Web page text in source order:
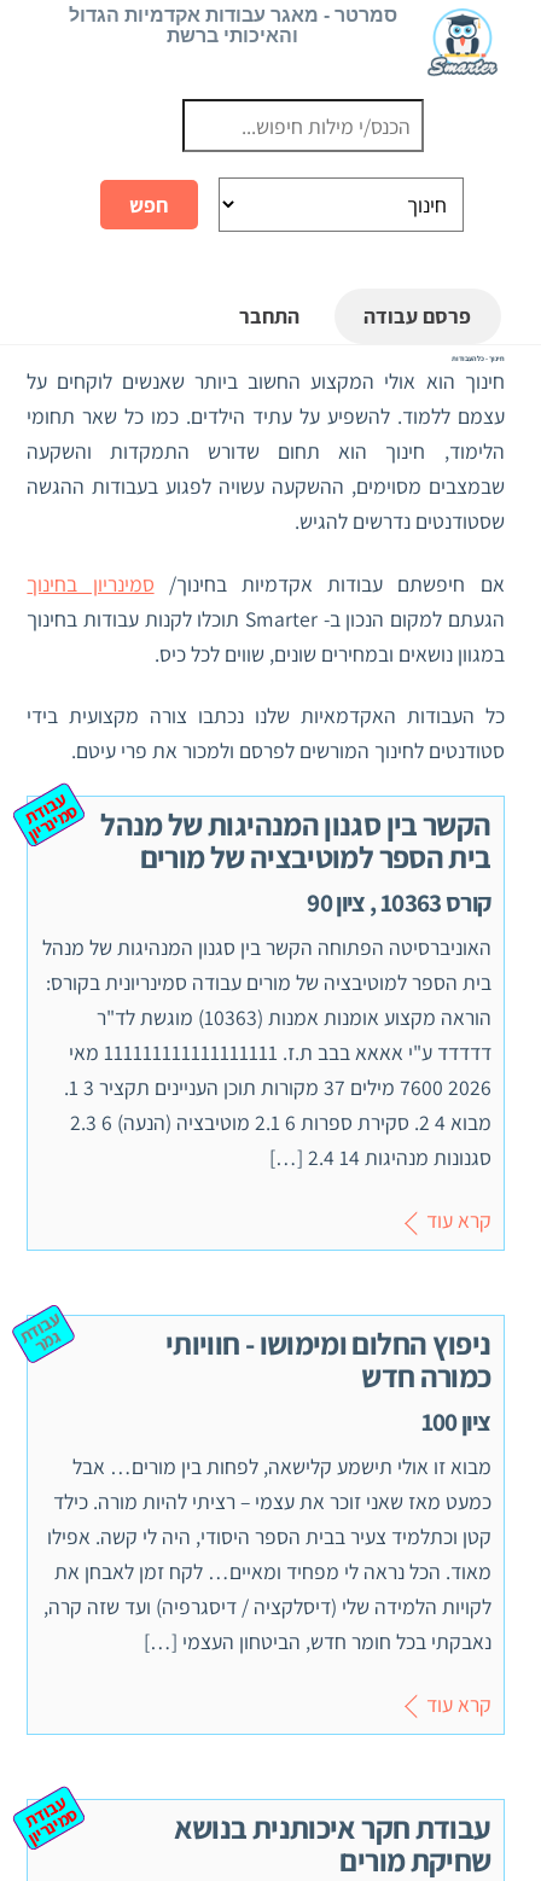
סמרטר - מאגר עבודות אקדמיות הגדול
והאיכותי ברשת
פרסם עבודה התחבר
חינוך - כל העבודות
חינוך הוא אולי המקצוע החשוב ביותר שאנשים לוקחים על
עצמם ללמוד. להשפיע על עתיד הילדים. כמו כל שאר תחומי
הלימוד, חינוך הוא תחום שדורש התמקדות והשקעה
שבמצבים מסוימים, ההשקעה עשויה לפגוע בעבודות ההגשה
שסטודנטים נדרשים להגיש.
אם חיפשתם עבודות אקדמיות בחינוך/ סמינריון בחינוך
הגעתם למקום הנכון ב- Smarter תוכלו לקנות עבודות בחינוך
במגוון נושאים ובמחירים שונים, שווים לכל כיס.
כל העבודות האקדמאיות שלנו נכתבו צורה מקצועית בידי
סטודנטים לחינוך המורשים לפרסם ולמכור את פרי עיטם.
הקשר בין סגנון המנהיגות של מנהל
בית הספר למוטיבציה של מורים
קורס 10363 , ציון 90
ע
ב
וד
ת
ס
מ
ינ
ר
יון
האוניברסיטה הפתוחה הקשר בין סגנון המנהיגות של מנהל
בית הספר למוטיבציה של מורים עבודה סמינריונית בקורס:
הוראה מקצוע אומנות אמנות (10363) מוגשת לד"ר
דדדדד ע"י אאאא בבב ת.ז. 111111111111111111 מאי
2026 7600 מילים 37 מקורות תוכן העניינים תקציר 3 1.
מבוא 4 2. סקירת ספרות 6 2.1 מוטיבציה (הנעה) 6 2.3
סגנונות מנהיגות 14 2.4 […]
קרא עוד
ניפוץ החלום ומימושו - חוויותי
כמורה חדש
ציון 100
ע
ב
וד
ת ג
מ
ר
מבוא זו אולי תישמע קלישאה, לפחות בין מורים… אבל
כמעט מאז שאני זוכר את עצמי – רציתי להיות מורה. כילד
קטן וכתלמיד צעיר בבית הספר היסודי, היה לי קשה. אפילו
מאוד. הכל נראה לי מפחיד ומאיים… לקח זמן לאבחן את
לקויות הלמידה שלי (דיסלקציה / דיסגרפיה) ועד שזה קרה,
נאבקתי בכל חומר חדש, הביטחון העצמי […]
קרא עוד
עבודת חקר איכותנית בנושא
שחיקת מורים
ע
ב
וד
ת
ס
מ
ינ
ר
יון